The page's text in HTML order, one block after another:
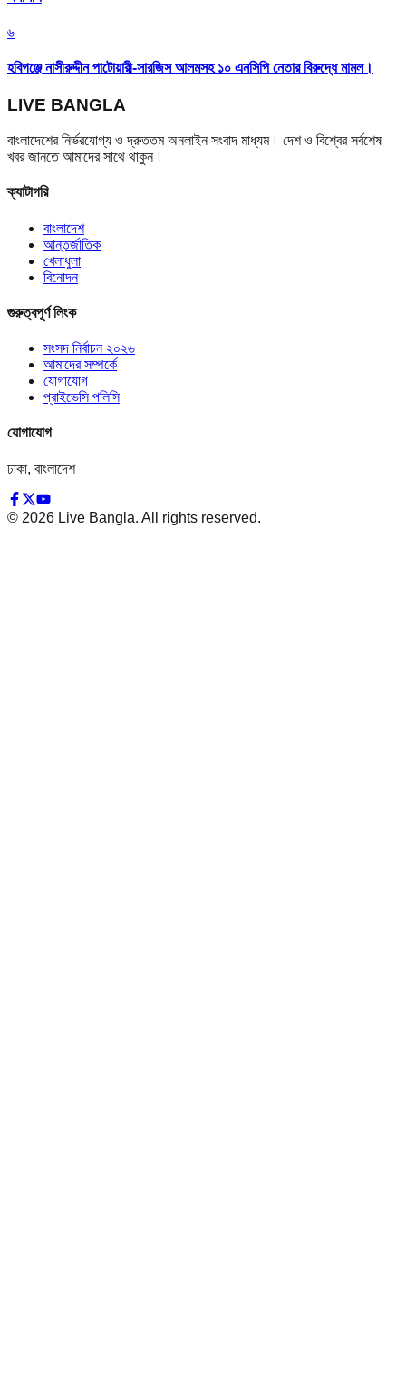
৬
হবিগঞ্জে নাসীরুদ্দীন পাটোয়ারী-সারজিস আলমসহ ১০ এনসিপি নেতার বিরুদ্ধে মামল।
LIVE BANGLA
বাংলাদেশের নির্ভরযোগ্য ও দ্রুততম অনলাইন সংবাদ মাধ্যম। দেশ ও বিশ্বের সর্বশেষ
খবর জানতে আমাদের সাথে থাকুন।
ক্যাটাগরি
বাংলাদেশ
আন্তর্জাতিক
খেলাধুলা
বিনোদন
গুরুত্বপূর্ণ লিংক
সংসদ নির্বাচন ২০২৬
আমাদের সম্পর্কে
যোগাযোগ
প্রাইভেসি পলিসি
যোগাযোগ
ঢাকা, বাংলাদেশ
© 2026 Live Bangla. All rights reserved.